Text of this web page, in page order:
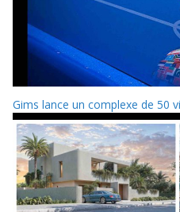
Gims lance un complexe de 50